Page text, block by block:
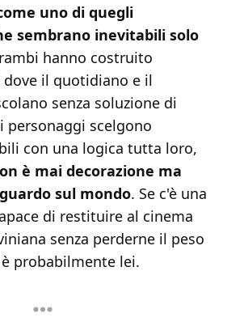
uno di quegli
sembrano inevitabili solo
hanno costruito
il quotidiano e il
senza soluzione di
personaggi scelgono
con una logica tutta loro,
è mai decorazione ma
sul mondo. Se c'è una
di restituire al cinema
senza perderne il peso
probabilmente lei.